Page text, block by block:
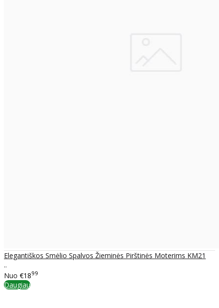
Elegantiškos Smėlio Spalvos Žieminės Pirštinės Moterims KM21
..
Nuo €1899
Daugiau